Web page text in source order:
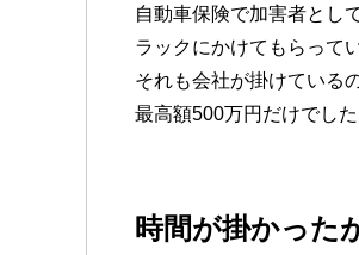
自動車保険で加害者とし
ラックにかけてもらって
それも会社が掛けている
最高額500万円だけでした
時間が掛かった